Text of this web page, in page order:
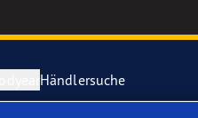
Händlersuche